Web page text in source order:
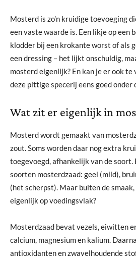
Mosterd is zo’n kruidige toevoeging
een vaste waarde is. Een likje op een
klodder bij een krokante worst of als
een dressing – het lijkt onschuldig,
mosterd eigenlijk? En kan je er ook te
deze pittige specerij eens goed onder
Wat zit er eigenlijk in
Mosterd wordt gemaakt van
zout. Soms worden daar nog extra
toegevoegd, afhankelijk van de soort.
soorten mosterdzaad: geel (mild),
(het scherpst). Maar buiten de
eigenlijk op voedingsvlak?
Mosterdzaad bevat vezels, eiwitten
calcium, magnesium en kalium.
antioxidanten en zwavelhoudende